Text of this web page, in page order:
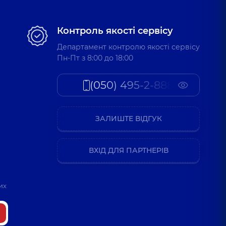
Контроль якості сервісу
Департамент контролю якості сервісу
Пн-Пт з 8:00 до 18:00
(050) 495-2-888
ЗАЛИШТЕ ВІДГУК
ВХІД ДЛЯ ПАРТНЕРІВ